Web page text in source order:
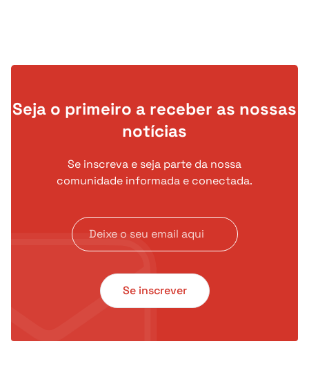
Seja o primeiro a receber as nossas
notícias
Se inscreva e seja parte da nossa
comunidade informada e conectada.
Se inscrever